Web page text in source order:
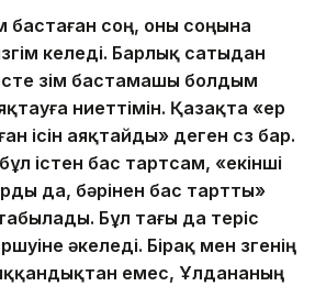
бастаған соң, оны соңына
келеді. Барлық сатыдан
өзім бастамашы болдым
ниеттімін. Қазақта «ер
ісін аяқтайды» деген сөз бар.
істен бас тартсам, «екінші
да, бәрінен бас тартты»
Бұл тағы да теріс
әкеледі. Бірақ мен өзгенің
емес, Ұлдананың